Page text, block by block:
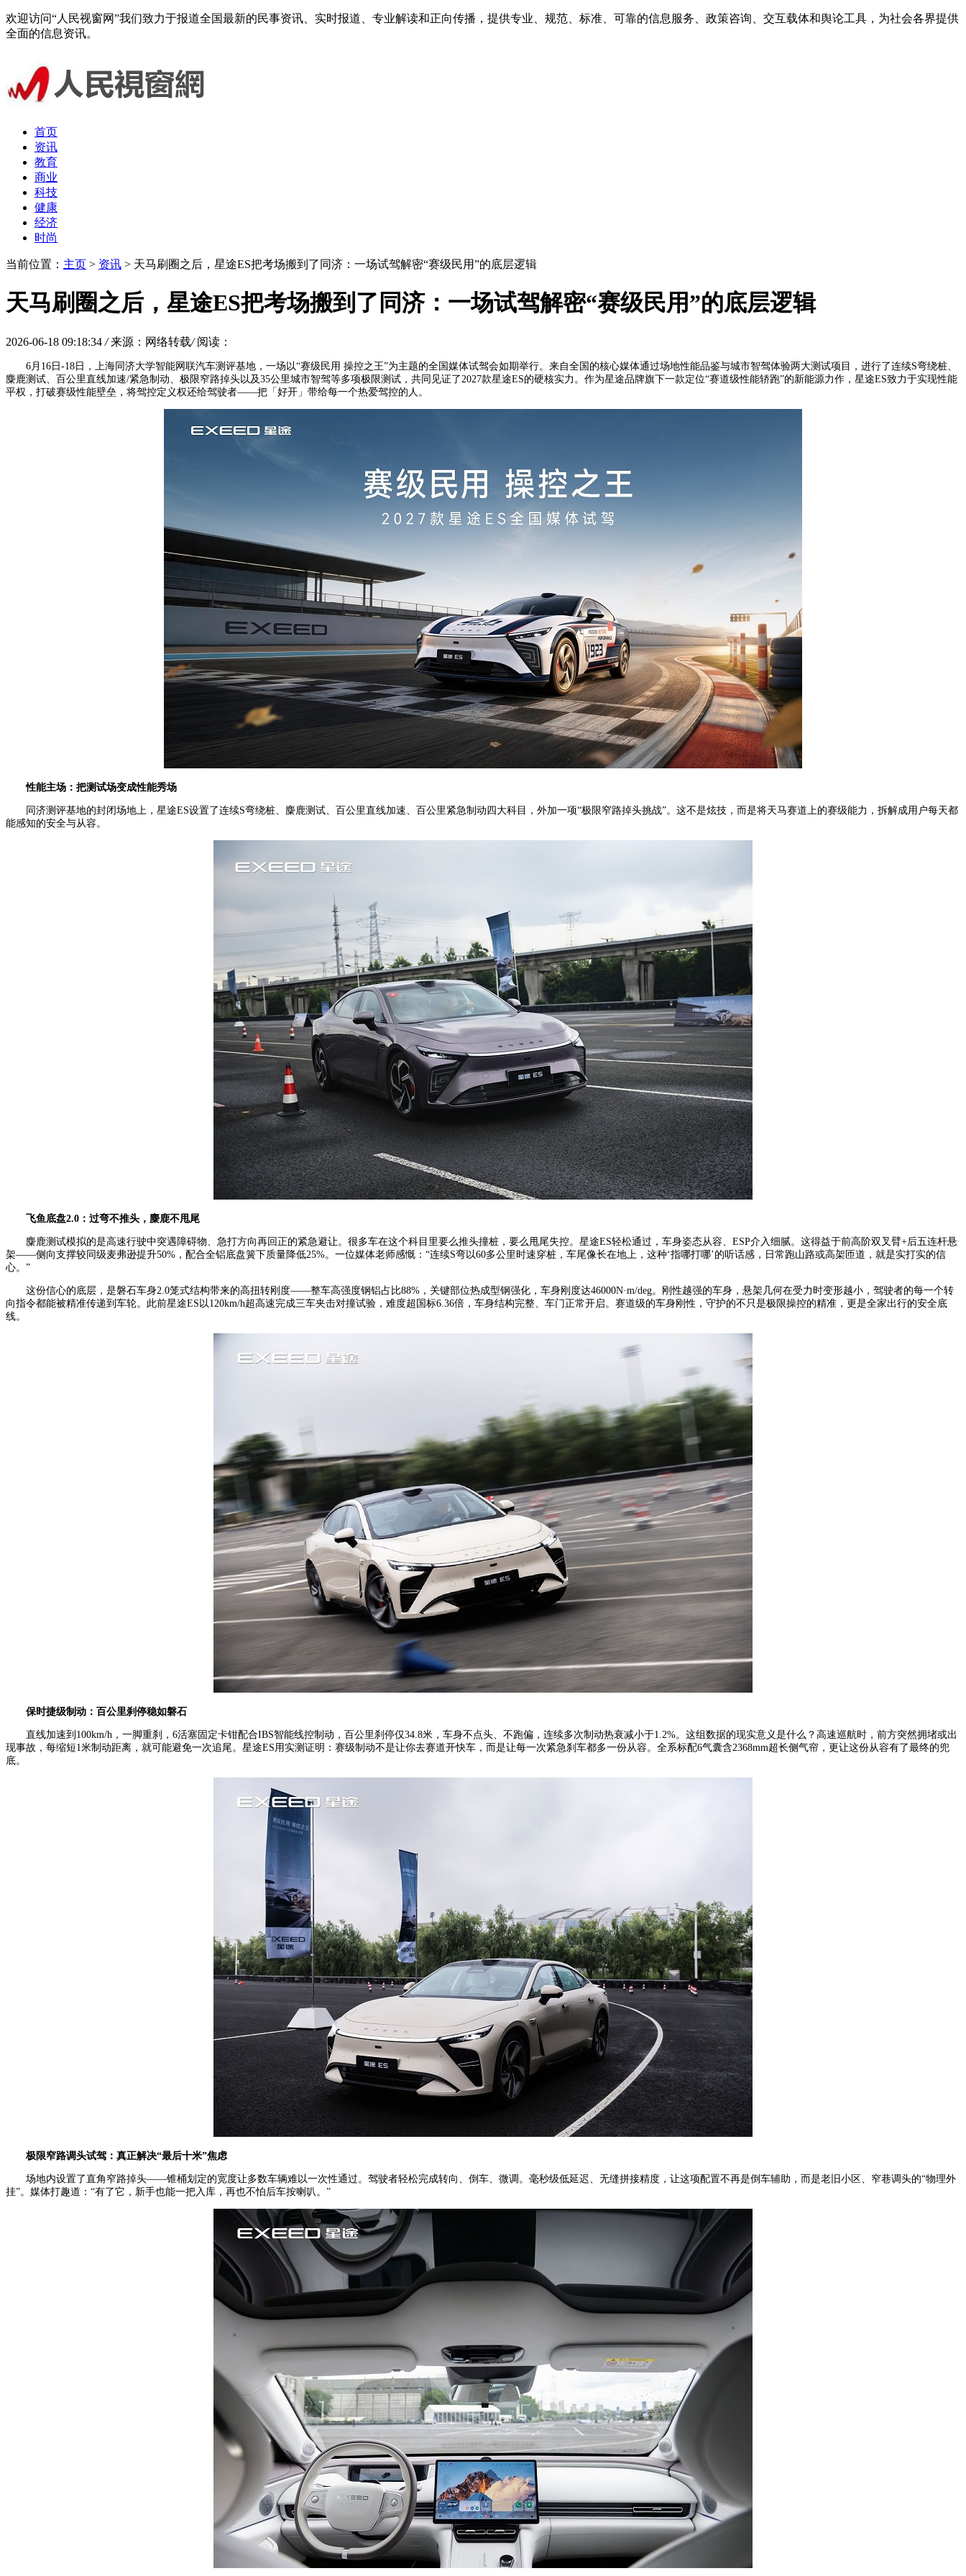
欢迎访问“人民视窗网”我们致力于报道全国最新的民事资讯、实时报道、专业解读和正向传播，提供专业、规范、标准、可靠的信息服务、政策咨询、交互载体和舆论工具，为社会各界提供
全面的信息资讯。
首页
资讯
教育
商业
科技
健康
经济
时尚
当前位置： 主页 > 资讯 > 天马刷圈之后，星途ES把考场搬到了同济：一场试驾解密“赛级民用”的底层逻辑
天马刷圈之后，星途ES把考场搬到了同济：一场试驾解密“赛级民用”的底层逻辑
2026-06-18 09:18:34 / 来源：网络转载/ 阅读：
6月16日-18日，上海同济大学智能网联汽车测评基地，一场以“赛级民用 操控之王”为主题的全国媒体试驾会如期举行。来自全国的核心媒体通过场地性能品鉴与城市智驾体验两大测试项目，进行了连续S弯绕桩、
麋鹿测试、百公里直线加速/紧急制动、极限窄路掉头以及35公里城市智驾等多项极限测试，共同见证了2027款星途ES的硬核实力。作为星途品牌旗下一款定位“赛道级性能轿跑”的新能源力作，星途ES致力于实现性能
平权，打破赛级性能壁垒，将驾控定义权还给驾驶者——把「好开」带给每一个热爱驾控的人。
性能主场： 把测试场变成性能秀场
同济测评基地的封闭场地上，星途ES设置了连续S弯绕桩、麋鹿测试、百公里直线加速、百公里紧急制动四大科目，外加一项“极限窄路掉头挑战”。这不是炫技，而是将天马赛道上的赛级能力，拆解成用户每天都
能感知的安全与从容。
飞鱼底盘2.0： 过弯不推头，麋鹿不甩尾
麋鹿测试模拟的是高速行驶中突遇障碍物、急打方向再回正的紧急避让。很多车在这个科目里要么推头撞桩，要么甩尾失控。星途ES轻松通过，车身姿态从容、ESP介入细腻。这得益于前高阶双叉臂+后五连杆悬
架——侧向支撑较同级麦弗逊提升50%，配合全铝底盘簧下质量降低25%。一位媒体老师感慨：“连续S弯以60多公里时速穿桩，车尾像长在地上，这种‘指哪打哪’的听话感，日常跑山路或高架匝道，就是实打实的信
心。”
这份信心的底层，是磐石车身2.0笼式结构带来的高扭转刚度——整车高强度钢铝占比88%，关键部位热成型钢强化，车身刚度达46000N·m/deg。刚性越强的车身，悬架几何在受力时变形越小，驾驶者的每一个转
向指令都能被精准传递到车轮。此前星途ES以120km/h超高速完成三车夹击对撞试验，难度超国标6.36倍，车身结构完整、车门正常开启。赛道级的车身刚性，守护的不只是极限操控的精准，更是全家出行的安全底
线。
保时捷级制动： 百公里刹停稳如磐石
直线加速到100km/h，一脚重刹，6活塞固定卡钳配合IBS智能线控制动，百公里刹停仅34.8米，车身不点头、不跑偏，连续多次制动热衰减小于1.2%。这组数据的现实意义是什么？高速巡航时，前方突然拥堵或出
现事故，每缩短1米制动距离，就可能避免一次追尾。星途ES用实测证明：赛级制动不是让你去赛道开快车，而是让每一次紧急刹车都多一份从容。全系标配6气囊含2368mm超长侧气帘，更让这份从容有了最终的兜
底。
极限窄路调头试驾 ： 真正解决“最后十米”焦虑
场地内设置了直角窄路掉头——锥桶划定的宽度让多数车辆难以一次性通过。驾驶者轻松完成转向、倒车、微调。毫秒级低延迟、无缝拼接精度，让这项配置不再是倒车辅助，而是老旧小区、窄巷调头的“物理外
挂”。媒体打趣道：“有了它，新手也能一把入库，再也不怕后车按喇叭。”